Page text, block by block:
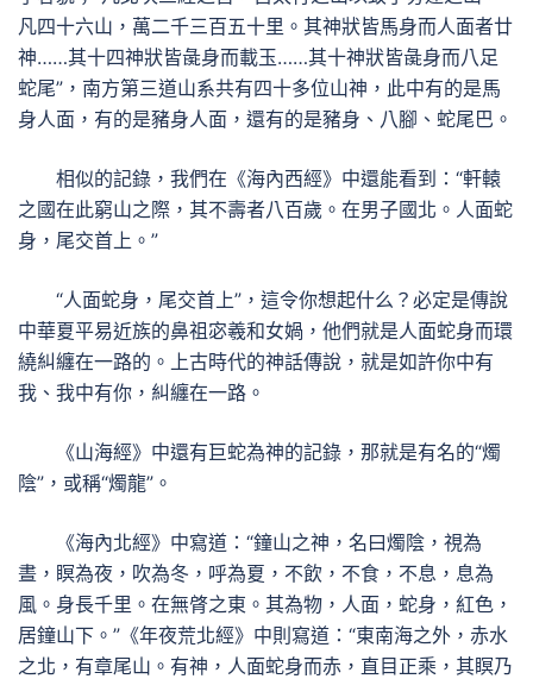
凡四十六山，萬二千三百五十里。其神狀皆馬身而人面者廿
神……其十四神狀皆彘身而載玉……其十神狀皆彘身而八足
蛇尾”，南方第三道山系共有四十多位山神，此中有的是馬
身人面，有的是豬身人面，還有的是豬身、八腳、蛇尾巴。
相似的記錄，我們在《海內西經》中還能看到：“軒轅
之國在此窮山之際，其不壽者八百歲。在男子國北。人面蛇
身，尾交首上。”
“人面蛇身，尾交首上”，這令你想起什么？必定是傳說
中華夏平易近族的鼻祖宓羲和女媧，他們就是人面蛇身而環
繞糾纏在一路的。上古時代的神話傳說，就是如許你中有
我、我中有你，糾纏在一路。
《山海經》中還有巨蛇為神的記錄，那就是有名的“燭
陰”，或稱“燭龍”。
《海內北經》中寫道：“鐘山之神，名曰燭陰，視為
晝，瞑為夜，吹為冬，呼為夏，不飲，不食，不息，息為
風。身長千里。在無䏿之東。其為物，人面，蛇身，紅色，
居鐘山下。”《年夜荒北經》中則寫道：“東南海之外，赤水
之北，有章尾山。有神，人面蛇身而赤，直目正乘，其瞑乃